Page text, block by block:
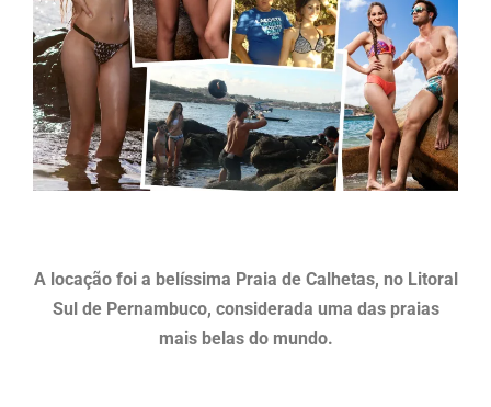
A locação foi a belíssima Praia de Calhetas, no Litoral
Sul de Pernambuco, considerada uma das praias
mais belas do mundo.